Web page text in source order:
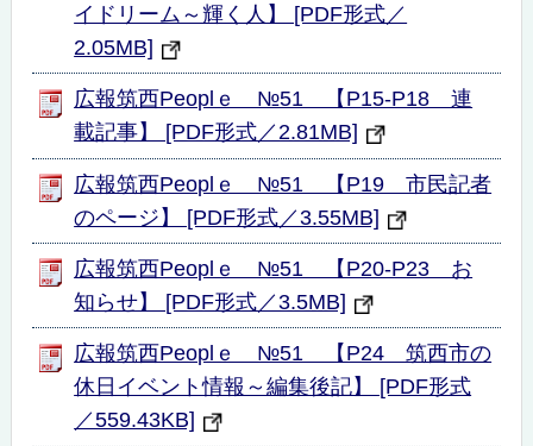
イドリーム～輝く人】 [PDF形式／
2.05MB]
広報筑西Peoplｅ №51 【P15-P18 連
載記事】 [PDF形式／2.81MB]
広報筑西Peoplｅ №51 【P19 市民記者
のページ】 [PDF形式／3.55MB]
広報筑西Peoplｅ №51 【P20-P23 お
知らせ】 [PDF形式／3.5MB]
広報筑西Peoplｅ №51 【P24 筑西市の
休日イベント情報～編集後記】 [PDF形式
／559.43KB]